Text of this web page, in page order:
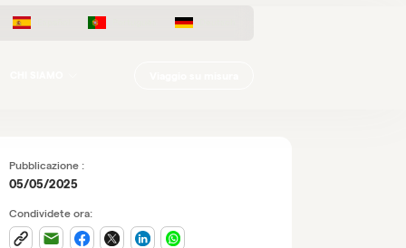
Pubblicazione :
05/05/2025
Condividete ora: